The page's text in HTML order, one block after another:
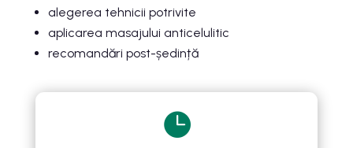
alegerea tehnicii potrivite
aplicarea masajului anticelulitic
recomandări post-ședință
